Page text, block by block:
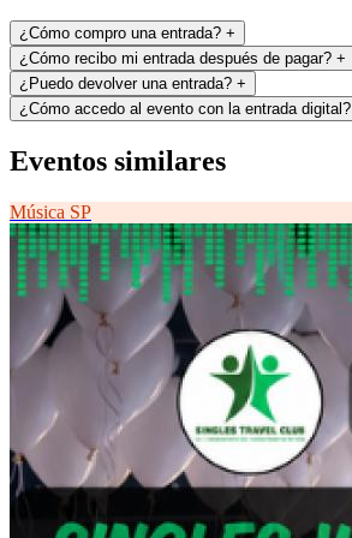
¿Cómo compro una entrada? +
¿Cómo recibo mi entrada después de pagar? +
¿Puedo devolver una entrada? +
¿Cómo accedo al evento con la entrada digital?
Eventos similares
Música SP